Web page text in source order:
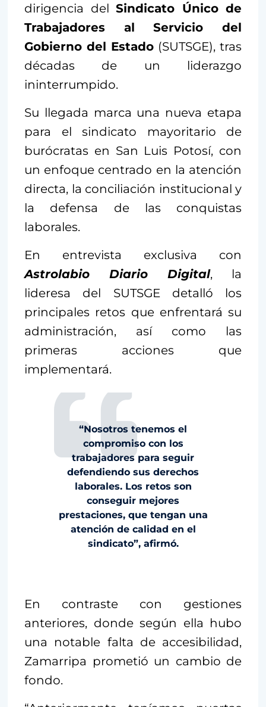
dirigencia del Sindicato Único de
Trabajadores al Servicio del
Gobierno del Estado (SUTSGE), tras
décadas de un liderazgo
ininterrumpido.
Su llegada marca una nueva etapa
para el sindicato mayoritario de
burócratas en San Luis Potosí, con
un enfoque centrado en la atención
directa, la conciliación institucional y
la defensa de las conquistas
laborales.
En entrevista exclusiva con
Astrolabio Diario Digital, la
lideresa del SUTSGE detalló los
principales retos que enfrentará su
administración, así como las
primeras acciones que
implementará.
“Nosotros tenemos el
compromiso con los
trabajadores para seguir
defendiendo sus derechos
laborales. Los retos son
conseguir mejores
prestaciones, que tengan una
atención de calidad en el
sindicato”, afirmó.
En contraste con gestiones
anteriores, donde según ella hubo
una notable falta de accesibilidad,
Zamarripa prometió un cambio de
fondo.